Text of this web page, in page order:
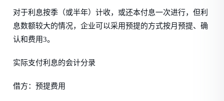
对于利息按季（或半年）计收，或还本付息一次进行，但利
息数额较大的情况，企业可以采用预提的方式按月预提、确
认和费用3。
实际支付利息的会计分录
借方：预提费用